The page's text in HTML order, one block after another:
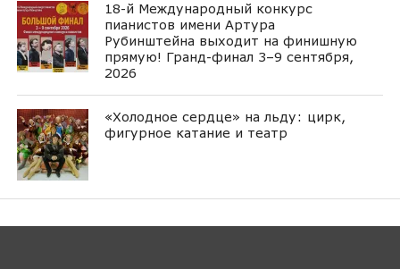
18-й Международный конкурс
пианистов имени Артура
Рубинштейна выходит на финишную
прямую! Гранд-финал 3–9 сентября,
2026
«Холодное сердце» на льду: цирк,
фигурное катание и театр